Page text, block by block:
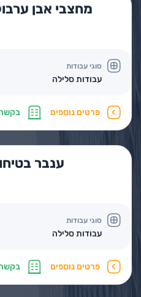
מחצבי אבן
סוגי עבודות
עבודות סלילה
פרטים נוספים
ענבר
סוגי עבודות
עבודות סלילה
פרטים נוספים